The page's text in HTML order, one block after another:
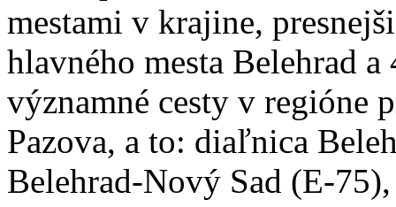
mestami v krajine,
hlavného mesta Belehrad
významné cesty v regióne
Pazova, a to: diaľnica
Belehrad-Nový Sad (E-